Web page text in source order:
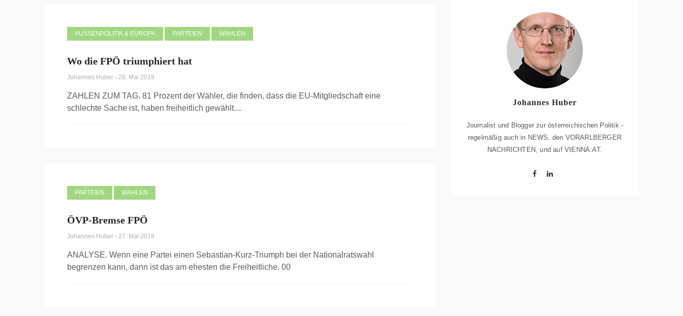
AUSSENPOLITIK & EUROPA PARTEIEN WAHLEN
Wo die FPÖ triumphiert hat
Johannes Huber - 28. Mai 2019
ZAHLEN ZUM TAG. 81 Prozent der Wähler, die finden, dass die EU-Mitgliedschaft eine
schlechte Sache ist, haben freiheitlich gewählt....
PARTEIEN WAHLEN
ÖVP-Bremse FPÖ
Johannes Huber - 27. Mai 2019
ANALYSE. Wenn eine Partei einen Sebastian-Kurz-Triumph bei der Nationalratswahl
begrenzen kann, dann ist das am ehesten die Freiheitliche. 00
Johannes Huber
Journalist und Blogger zur österreichischen Politik -
regelmäßig auch in NEWS, den VORARLBERGER
NACHRICHTEN, und auf VIENNA.AT.